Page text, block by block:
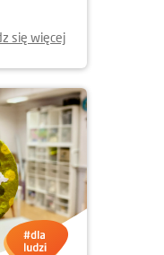
się więcej